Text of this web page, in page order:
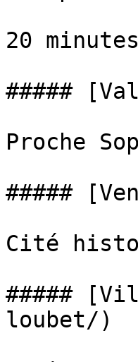
20
#####
Proche
#####
Cité
#####
loubet/)